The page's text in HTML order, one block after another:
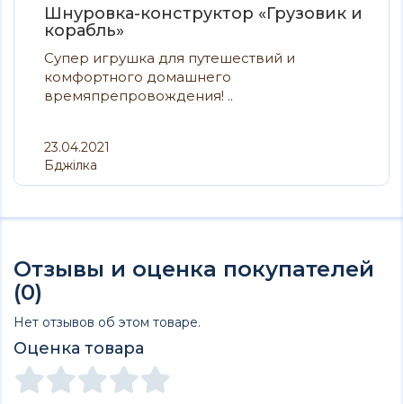
Шнуровка-конструктор «Грузовик и
корабль»
Супер игрушка для путешествий и
комфортного домашнего
времяпрепровождения! ..
23.04.2021
Бджілка
Отзывы и оценка покупателей
(0)
Нет отзывов об этом товаре.
Оценка товара